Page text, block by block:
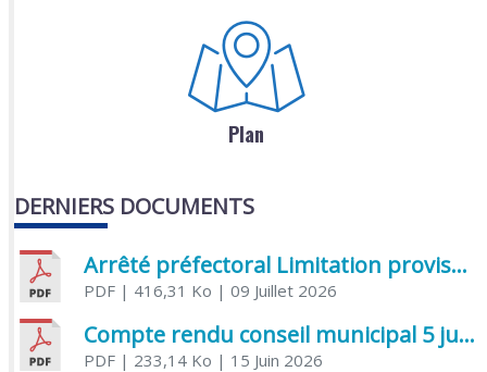
Plan
DERNIERS DOCUMENTS
Arrêté préfectoral Limitation provisoire des usages de l’eau
PDF| 416,31 Ko | 09 Juillet 2026
Compte rendu conseil municipal 5 juin 2026 sénatoriale
PDF| 233,14 Ko | 15 Juin 2026